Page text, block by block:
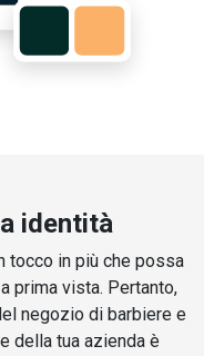
identità
tocco in più che possa
prima vista. Pertanto,
negozio di barbiere e
della tua azienda è